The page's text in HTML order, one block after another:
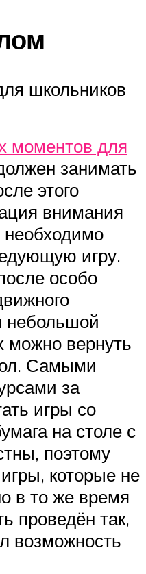
школьников
моментов для
занимать
этого
внимания
необходимо
игру.
особо
небольшой
можно вернуть
Самыми
за
игры со
на столе с
поэтому
которые не
в то же время
проведён так,
возможность